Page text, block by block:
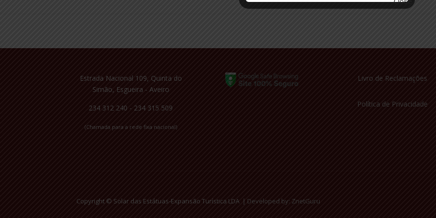
Estrada Nacional 109, Quinta do
Simão, Esgueira - Aveiro
234 312 240 - 234 315 509
(Chamada para a rede fixa nacional)
Livro de Reclamações
Política de Privacidade
Copyright © Solar das Estátuas-Expansão Turística LDA | Developed by: ZnetGuru